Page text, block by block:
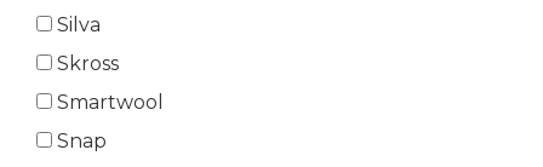
Silva
Skross
Smartwool
Snap